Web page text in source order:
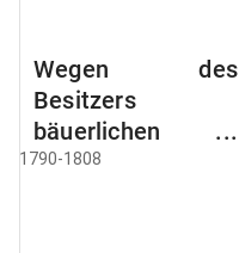
Wegen des
Besitzers
bäuerlichen
Grundstücke, den
1790-1808